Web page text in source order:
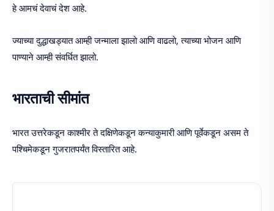
हे आमचं देवाचं देश आहे.
ज्याच्या दुद्धाखड्यात आम्ही जन्माला झालो आणि वाढलो, त्याच्या भोजन आणि
पाण्याने आम्ही संवर्धित झालो.
भारताची सीमांत
भारत उत्तरेकडून काश्मीर ते दक्षिणेकडून कन्याकुमारी आणि पूर्वेकडून असम ते
पश्चिमेकडून गुजरातपर्यंत विस्तारित आहे.